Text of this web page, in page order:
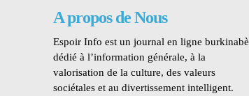
A propos de Nous
Espoir Info est un journal en ligne burkinabè
dédié à l’information générale, à la
valorisation de la culture, des valeurs
sociétales et au divertissement intelligent.